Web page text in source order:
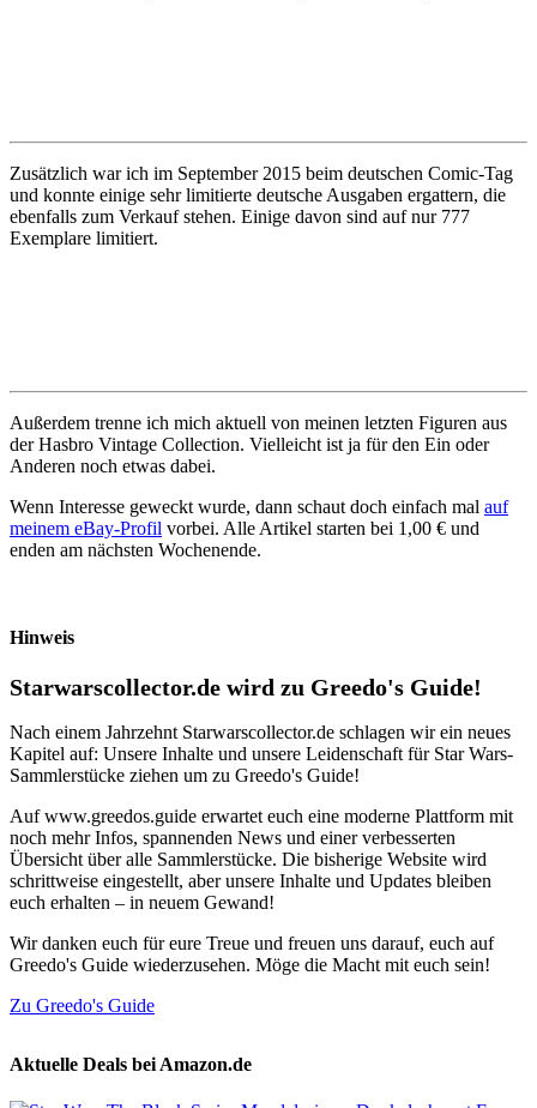
Zusätzlich war ich im September 2015 beim deutschen Comic-Tag
und konnte einige sehr limitierte deutsche Ausgaben ergattern, die
ebenfalls zum Verkauf stehen. Einige davon sind auf nur 777
Exemplare limitiert.
Außerdem trenne ich mich aktuell von meinen letzten Figuren aus
der Hasbro Vintage Collection. Vielleicht ist ja für den Ein oder
Anderen noch etwas dabei.
Wenn Interesse geweckt wurde, dann schaut doch einfach mal auf
meinem eBay-Profil vorbei. Alle Artikel starten bei 1,00 € und
enden am nächsten Wochenende.
Hinweis
Starwarscollector.de wird zu Greedo's Guide!
Nach einem Jahrzehnt Starwarscollector.de schlagen wir ein neues
Kapitel auf: Unsere Inhalte und unsere Leidenschaft für Star Wars-
Sammlerstücke ziehen um zu Greedo's Guide!
Auf www.greedos.guide erwartet euch eine moderne Plattform mit
noch mehr Infos, spannenden News und einer verbesserten
Übersicht über alle Sammlerstücke. Die bisherige Website wird
schrittweise eingestellt, aber unsere Inhalte und Updates bleiben
euch erhalten – in neuem Gewand!
Wir danken euch für eure Treue und freuen uns darauf, euch auf
Greedo's Guide wiederzusehen. Möge die Macht mit euch sein!
Zu Greedo's Guide
Aktuelle Deals bei Amazon.de